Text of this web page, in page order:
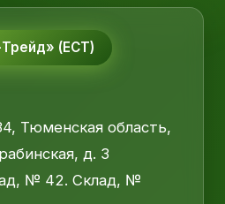
(ЕСТ)
Тюменская область,
д. 3
№ 42. Склад, №